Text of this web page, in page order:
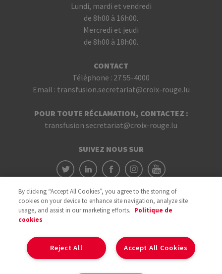
Lundi, mardi et vendredi
de 8h00 à 16h00.
Mercredi et jeudi
de 8h00 à 18h00.
CONTACT
Téléphone : 27 55-4000
Email : transfusion.secretariat@croix-rouge.lu
POUR TOUTE RÉCLAMATION, CONTACTEZ :
transfusion.secretariat@croix-rouge.lu
SUIVEZ NOUS SUR
By clicking “Accept All Cookies”, you agree to the storing of
cookies on your device to enhance site navigation, analyze site
usage, and assist in our marketing efforts. Politique de
cookies
Accept All Cookies
Reject All